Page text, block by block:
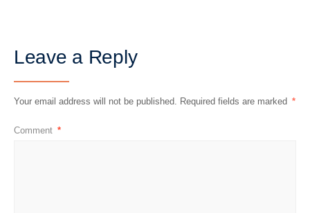
Leave a Reply
Your email address will not be published. Required fields are marked *
Comment *